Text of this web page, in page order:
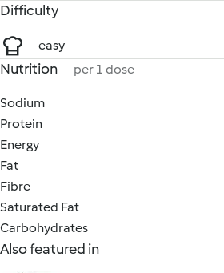
Difficulty
easy
Nutrition per 1 dose
Sodium
Protein
Energy
Fat
Fibre
Saturated Fat
Carbohydrates
Also featured in